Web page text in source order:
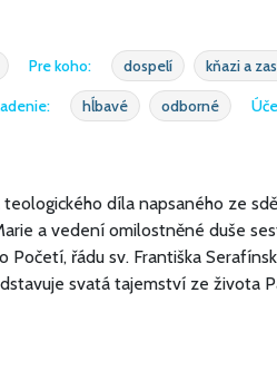
Pre koho: dospelí kňazi a
hĺbavé odborné
díla napsaného ze
a vedení omilostněné duše
řádu sv. Františka
svatá tajemství ze života